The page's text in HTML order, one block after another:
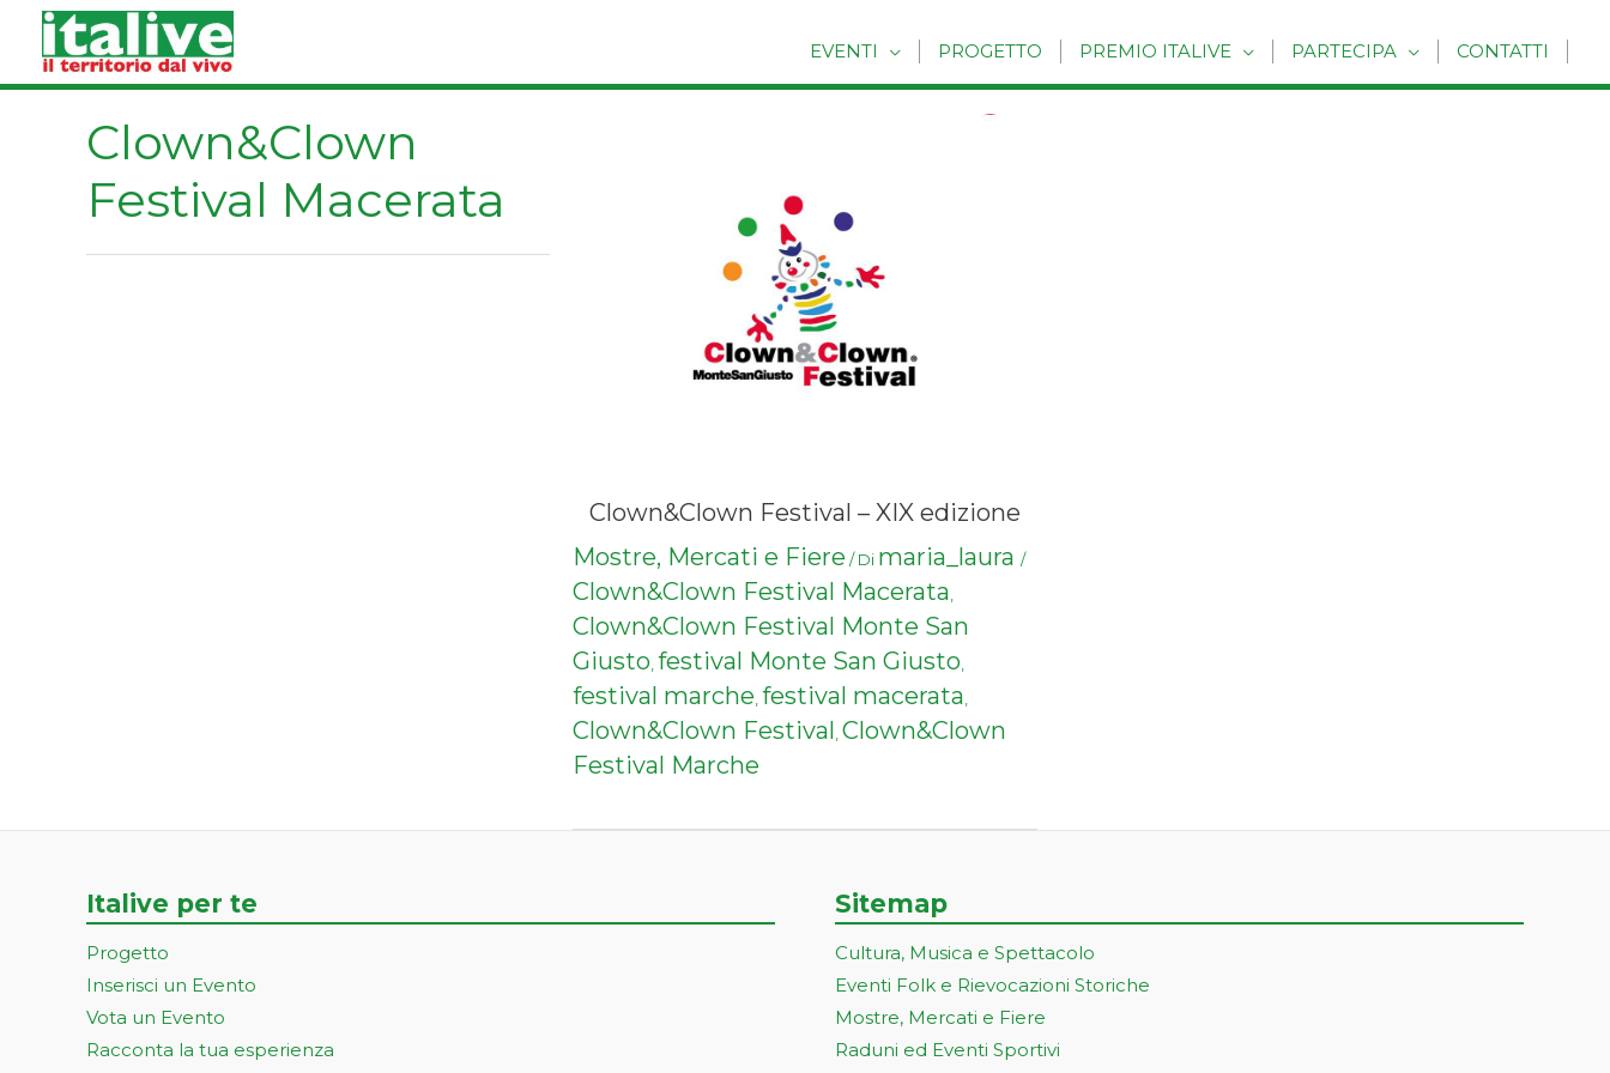
contenuto
EVENTI PROGETTO PREMIO ITALIVE PARTECIPA CONTATTI
Clown&Clown
Festival Macerata
Clown&Clown Festival – XIX edizione
Mostre, Mercati e Fiere / Di maria_laura /
Clown&Clown Festival Macerata,
Clown&Clown Festival Monte San
Giusto, festival Monte San Giusto,
festival marche, festival macerata,
Clown&Clown Festival,Clown&Clown
Festival Marche
Italive per te
Progetto
Inserisci un Evento
Vota un Evento
Racconta la tua esperienza
Sitemap
Cultura, Musica e Spettacolo
Eventi Folk e Rievocazioni Storiche
Mostre, Mercati e Fiere
Raduni ed Eventi Sportivi